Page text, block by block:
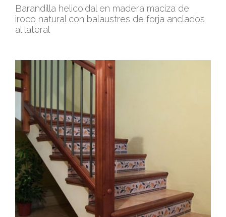
Barandilla helicoidal en madera maciza de
iroco natural con balaustres de forja anclados
al lateral